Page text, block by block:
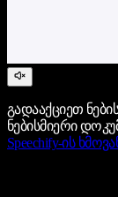
გადააქციეთ
ნებისმიერი
Speechify-ის